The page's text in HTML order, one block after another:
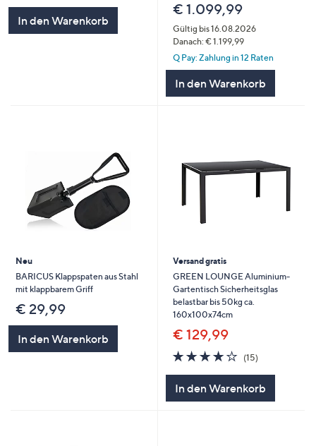
In den Warenkorb
€ 1.099,99
Gültig bis 16.08.2026
Danach: € 1.199,99
Q Pay: Zahlung in 12 Raten
In den Warenkorb
Neu
BARICUS Klappspaten aus Stahl
mit klappbarem Griff
€ 29,99
In den Warenkorb
Versand gratis
GREEN LOUNGE Aluminium-
Gartentisch Sicherheitsglas
belastbar bis 50kg ca.
160x100x74cm
€ 129,99
4.1
von
(15)15
In den Warenkorb